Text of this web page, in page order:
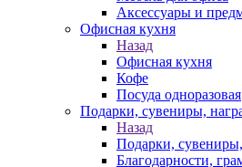
Аксессуары и
Офисная кухня
Назад
Офисная кухня
Кофе
Посуда одноразовая
Подарки, сувениры,
Назад
Подарки,
Благодарности,